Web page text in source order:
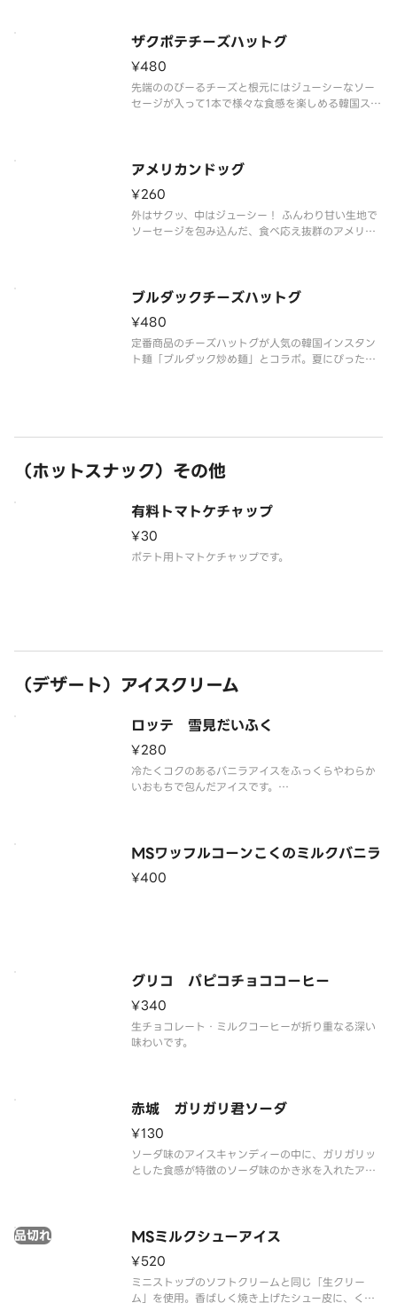
ザクポテチーズハットグ
¥480
先端ののびーるチーズと根元にはジューシーなソー
セージが入って1本で様々な食感を楽しめる韓国スナ
アメリカンドッグ
¥260
外はサクッ、中はジューシー！ ふんわり甘い生地で
ソーセージを包み込んだ、食べ応え抜群のアメリカ
ブルダックチーズハットグ
¥480
定番商品のチーズハットグが人気の韓国インスタン
ト麺「ブルダック炒め麺」とコラボ。夏にぴったり
（ホットスナック）その他
有料トマトケチャップ
¥30
ポテト用トマトケチャップです。
（デザート）アイスクリーム
ロッテ 雪見だいふく
¥280
冷たくコクのあるバニラアイスをふっくらやわらか
いおもちで包んだアイスです。
MSワッフルコーンこくのミルクバニラ
¥400
グリコ パピコチョココーヒー
¥340
生チョコレート・ミルクコーヒーが折り重なる深い
味わいです。
赤城 ガリガリ君ソーダ
¥130
ソーダ味のアイスキャンディーの中に、ガリガリッ
とした食感が特徴のソーダ味のかき氷を入れたアイ
い。
MSミルクシューアイス
品切れ
¥520
ミニストップのソフトクリームと同じ「生クリー
ム」を使用。香ばしく焼き上げたシュー皮に、くち